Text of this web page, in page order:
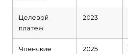
Целевой
платеж
2023
Членские
2025